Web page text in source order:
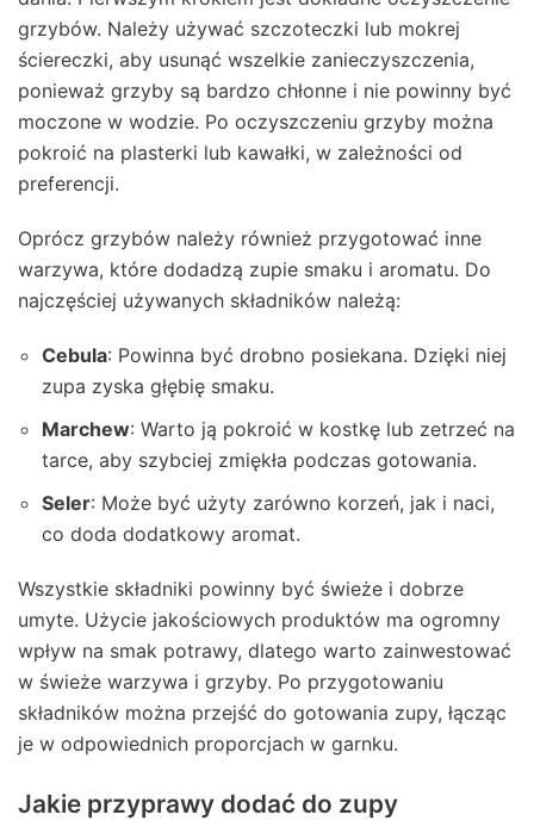
grzybów. Należy używać szczoteczki lub mokrej
ściereczki, aby usunąć wszelkie zanieczyszczenia,
ponieważ grzyby są bardzo chłonne i nie powinny być
moczone w wodzie. Po oczyszczeniu grzyby można
pokroić na plasterki lub kawałki, w zależności od
preferencji.
Oprócz grzybów należy również przygotować inne
warzywa, które dodadzą zupie smaku i aromatu. Do
najczęściej używanych składników należą:
Cebula: Powinna być drobno posiekana. Dzięki niej
zupa zyska głębię smaku.
Marchew: Warto ją pokroić w kostkę lub zetrzeć na
tarce, aby szybciej zmiękła podczas gotowania.
Seler: Może być użyty zarówno korzeń, jak i naci,
co doda dodatkowy aromat.
Wszystkie składniki powinny być świeże i dobrze
umyte. Użycie jakościowych produktów ma ogromny
wpływ na smak potrawy, dlatego warto zainwestować
w świeże warzywa i grzyby. Po przygotowaniu
składników można przejść do gotowania zupy, łącząc
je w odpowiednich proporcjach w garnku.
Jakie przyprawy dodać do zupy